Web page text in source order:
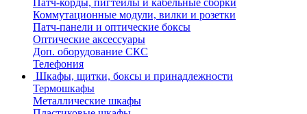
Патч-корды, пигтейлы и кабельные сборки
Коммутационные модули, вилки и розетки
Патч-панели и оптические боксы
Оптические аксессуары
Доп. оборудование СКС
Телефония
Шкафы, щитки, боксы и принадлежности
Термошкафы
Металлические шкафы